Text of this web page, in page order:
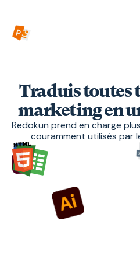
Traduis toutes
marketing en
Redokun prend en charge
couramment utilisés par